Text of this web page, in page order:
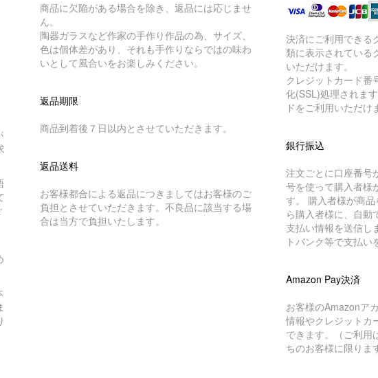
商品に欠陥がある場合を除き、返品には応じませ
ん。
陶器ガラスなど作家の手作り作品の為、サイズ、
色は個体差があり、それも手作りならではの味わ
いとして風合いをお楽しみください。
返品期限
商品到着後７日以内とさせていただきます。
返品送料
お客様都合による返品につきましてはお客様のご
負担とさせていただきます。不良品に該当する場
合は当方で負担いたします。
決済にご利用できる
類に表示されている
いただけます。
クレジットカード番
化(SSL)処理されま
ドをご利用いただけ
銀行振込
注文ごとに口座番号
号を使って購入者様
す。 購入者様が商
ら購入者様に、自動
支払い情報を送信し
トバンク等で支払い
Amazon Pay決済
お客様のAmazonア
情報やクレジットカ
できます。（ご利用
ちのお客様に限りま